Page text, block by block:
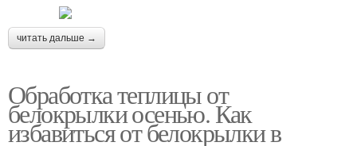
читать дальше →
Обработка теплицы от
белокрылки осенью. Как
избавиться от белокрылки в